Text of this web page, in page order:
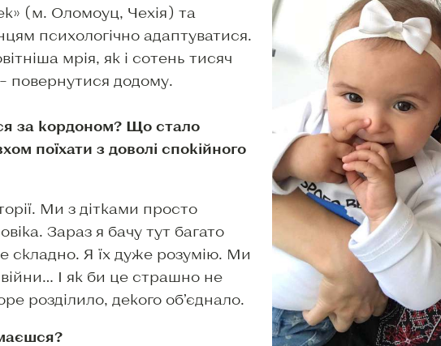
(м. Оломоуц, Чехія) та
психологічно адаптуватися.
мрія, як і сотень тисяч
повернутися додому.
за кордоном? Що стало
поїхати з доволі спокійного
Ми з дітками просто
Зараз я бачу тут багато
складно. Я їх дуже розумію. Ми
І як би це страшно не
розділило, декого об’єднало.